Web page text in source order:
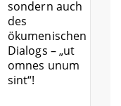
sondern auch
des
ökumenischen
Dialogs – „ut
omnes unum
sint“!